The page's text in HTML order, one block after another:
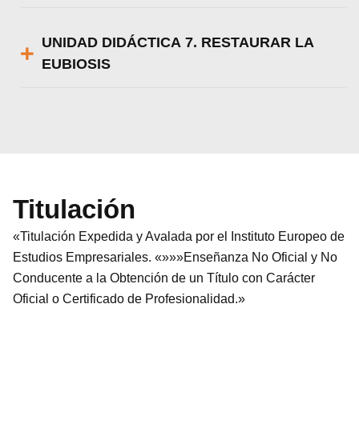
UNIDAD DIDÁCTICA 7. RESTAURAR LA
EUBIOSIS
Titulación
«Titulación Expedida y Avalada por el Instituto Europeo de
Estudios Empresariales. «»»»Enseñanza No Oficial y No
Conducente a la Obtención de un Título con Carácter
Oficial o Certificado de Profesionalidad.»